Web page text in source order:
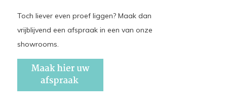
Toch liever even proef liggen? Maak dan
vrijblijvend een afspraak in een van onze
showrooms.